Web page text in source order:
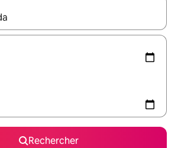
s'affichent, utilisez les flèches vers le
Rechercher